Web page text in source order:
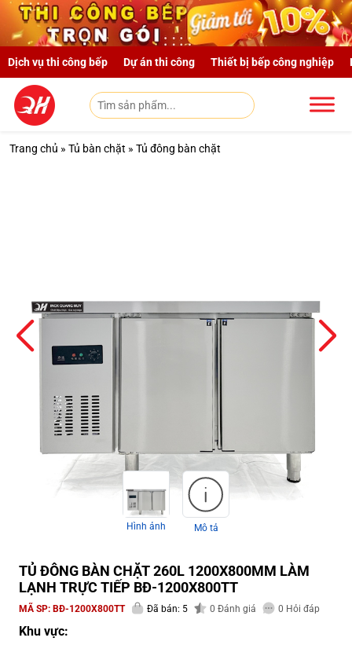
Skip to main content
Dịch vụ thi công bếp Dự án thi công Thiết bị bếp công nghiệp
Trang chủ » Tủ bàn chặt » Tủ đông bàn chặt
Hình ảnh Mô tả
TỦ ĐÔNG BÀN CHẶT 260L 1200X800MM LÀM
LẠNH TRỰC TIẾP BĐ-1200X800TT
MÃ SP: BĐ-1200X800TT Đã bán: 5 0 Đánh giá 0 Hỏi đáp
Khu vực: